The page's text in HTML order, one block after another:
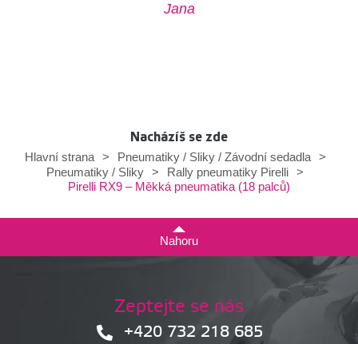
Jana
Nacházíš se zde
Hlavní strana
> Pneumatiky / Sliky / Závodní sedadla
>
Pneumatiky / Sliky > Rally pneumatiky Pirelli >
Pirelli RX9 – Měkká pneumatika (18 palců)
Nahoru
Zeptejte se nás
+420 732 218 685